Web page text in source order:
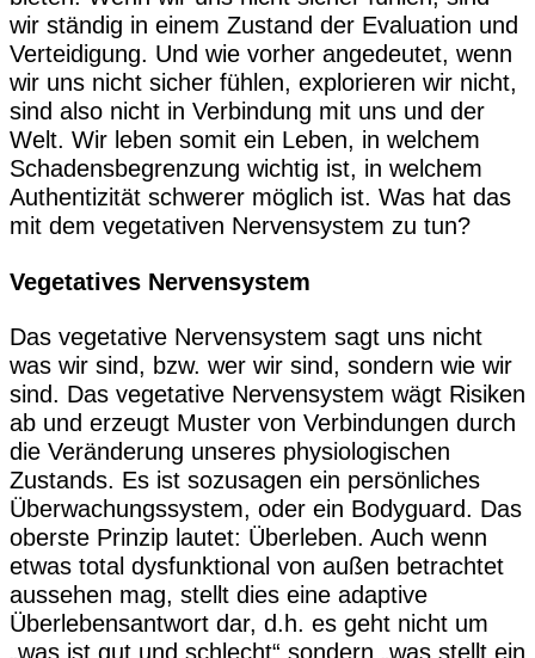
wir ständig in einem Zustand der Evaluation und
Verteidigung. Und wie vorher angedeutet, wenn
wir uns nicht sicher fühlen, explorieren wir nicht,
sind also nicht in Verbindung mit uns und der
Welt. Wir leben somit ein Leben, in welchem
Schadensbegrenzung wichtig ist, in welchem
Authentizität schwerer möglich ist. Was hat das
mit dem vegetativen Nervensystem zu tun?
Vegetatives Nervensystem
Das vegetative Nervensystem sagt uns nicht
was wir sind, bzw. wer wir sind, sondern wie wir
sind. Das vegetative Nervensystem wägt Risiken
ab und erzeugt Muster von Verbindungen durch
die Veränderung unseres physiologischen
Zustands. Es ist sozusagen ein persönliches
Überwachungssystem, oder ein Bodyguard. Das
oberste Prinzip lautet: Überleben. Auch wenn
etwas total dysfunktional von außen betrachtet
aussehen mag, stellt dies eine adaptive
Überlebensantwort dar, d.h. es geht nicht um
„was ist gut und schlecht“ sondern „was stellt ein